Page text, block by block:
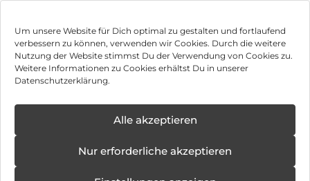
Um unsere Website für Dich optimal zu gestalten und fortlaufend
verbessern zu können, verwenden wir Cookies. Durch die weitere
Nutzung der Website stimmst Du der Verwendung von Cookies zu.
Weitere Informationen zu Cookies erhältst Du in unserer
Datenschutzerklärung.
Alle akzeptieren
Nur erforderliche akzeptieren
Impressum
Hinweis zur Batterieentsorgung